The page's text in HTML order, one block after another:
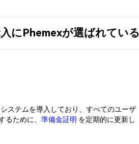
にPhemexが選ばれてい
ステムを導入しており、すべてのユーザ
ために、 準備金証明 を定期的に更新し